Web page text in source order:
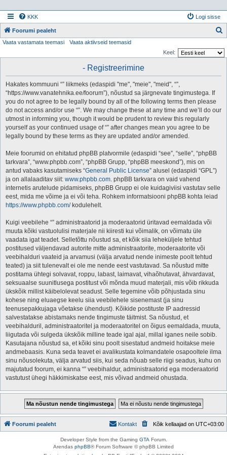
KKK Logi sisse
Foorumi pealeht
Vaata vastamata teemasi
Vaata aktiivseid teemasid
Keel:
- Registreerimine
Hakates kommuuni “” liikmeks (edaspidi "me", "meie", "meid", “”,
“https://www.vanatehnika.ee/foorum”), nõustud sa järgnevate tingimustega. If
you do not agree to be legally bound by all of the following terms then please
do not access and/or use “”. We may change these at any time and we’ll do our
utmost in informing you, though it would be prudent to review this regularly
yourself as your continued usage of “” after changes mean you agree to be
legally bound by these terms as they are updated and/or amended.
Meie foorumid on ehitatud phpBB platvormile (edaspidi “see”, “selle”, “phpBB
tarkvara”, “www.phpbb.com”, “phpBB Grupp, “phpBB meeskond”), mis on
antud vabaks kasutamiseks “General Public License” alusel (edaspidi “GPL”)
ja on allalaaditav siit: www.phpbb.com. phpBB tarkvara on vaid vahend
internetis arutelude pidamiseks, phpBB Grupp ei ole kuidagiviisi vastutav selle
eest, mida me võime ja ei või teha. Rohkem informatsiooni phpBB kohta leiad
https://www.phpbb.com/kodulehelt.
Kuigi veebilehe “” administraatorid ja moderaatorid üritavad eemaldada või
muuta kõiki vastuolulisi materjale nii kiiresti kui võimalik, on võimatu üle
vaadata igat teadet. Selletõttu nõustud sa, et kõik siia leheküljele tehtud
postitused väljendavad autorite mitte administraatorite, moderaatorite või
veebihalduri vaateid ja arvamusi (välja arvatud nende inimeste poolt tehtud
teated) ja siit tulenevalt ei ole me nende eest vastutavad. Sa nõustud mitte
postitama ühtegi solvavat, roppu, labast, laimavat, vihaõhutavat, ähvardavat,
seksuaalse suunitlusega postitust või mõnda muud materjali, mis võib rikkuda
ükskõik millist käibelolevat seadust. Selle tegemine võib põhjustada sinu
kohese ning eluaegse keelu siia veebilehele sisenemast (ja sinu
teenusepakkujaga võetakse ühendust). Kõikide postituste IP aadressid
salvestatakse abistamaks nende tingimuste täitmist. Sa nõustud, et
veebihalduril, administraatoritel ja moderaatoritel on õigus eemaldada, muuta,
liigutada või sulgeda ükskõik milline teade igal ajal, millal iganes neile sobib.
Kasutajana nõustud sa, et kõiki sinu poolt sisestatud andmeid hoitakse meie
andmebaasis. Kuna seda teavet ei avalikustata kolmandatele osapooltele ilma
sinu nõusolekuta, välja arvatud siis, kui seda nõuab selle riigi seadus, kuhu on
majutatud foorum, ei kanna “” veebihaldur, administraatorid ega moderaatorid
vastutust ühegi häkkimiskatse eest, mis võivad andmeid ohustada.
Foorumi pealeht Kõik kellaajad on UTC+03:00
Kontakt
Developer Style from the Gaming GTA Forum.
Arendas phpBB® Forum Software © phpBB Limited